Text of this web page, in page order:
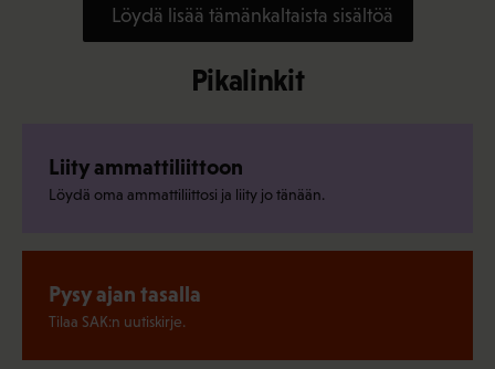
Löydä lisää tämänkaltaista sisältöä
Pikalinkit
Liity ammattiliittoon
Löydä oma ammattiliittosi ja liity jo tänään.
Pysy ajan tasalla
Tilaa SAK:n uutiskirje.